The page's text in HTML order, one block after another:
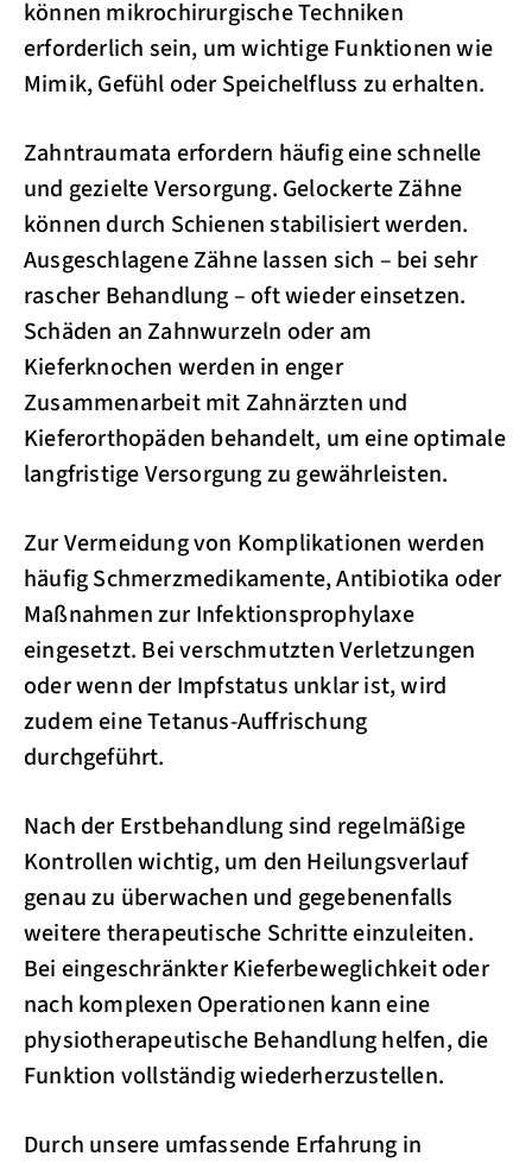
können mikrochirurgische Techniken
erforderlich sein, um wichtige Funktionen wie
Mimik, Gefühl oder Speichelfluss zu erhalten.
Zahntraumata erfordern häufig eine schnelle
und gezielte Versorgung. Gelockerte Zähne
können durch Schienen stabilisiert werden.
Ausgeschlagene Zähne lassen sich – bei sehr
rascher Behandlung – oft wieder einsetzen.
Schäden an Zahnwurzeln oder am
Kieferknochen werden in enger
Zusammenarbeit mit Zahnärzten und
Kieferorthopäden behandelt, um eine optimale
langfristige Versorgung zu gewährleisten.
Zur Vermeidung von Komplikationen werden
häufig Schmerzmedikamente, Antibiotika oder
Maßnahmen zur Infektionsprophylaxe
eingesetzt. Bei verschmutzten Verletzungen
oder wenn der Impfstatus unklar ist, wird
zudem eine Tetanus-Auffrischung
durchgeführt.
Nach der Erstbehandlung sind regelmäßige
Kontrollen wichtig, um den Heilungsverlauf
genau zu überwachen und gegebenenfalls
weitere therapeutische Schritte einzuleiten.
Bei eingeschränkter Kieferbeweglichkeit oder
nach komplexen Operationen kann eine
physiotherapeutische Behandlung helfen, die
Funktion vollständig wiederherzustellen.
Durch unsere umfassende Erfahrung in